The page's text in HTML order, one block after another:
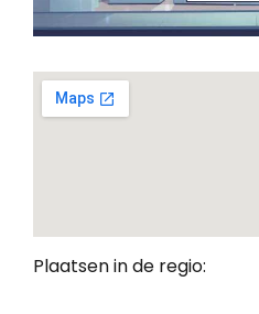
Plaatsen in de regio: